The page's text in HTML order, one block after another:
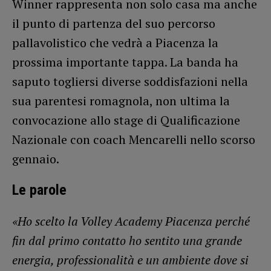
Winner rappresenta non solo casa ma anche
il punto di partenza del suo percorso
pallavolistico che vedrà a Piacenza la
prossima importante tappa. La banda ha
saputo togliersi diverse soddisfazioni nella
sua parentesi romagnola, non ultima la
convocazione allo stage di Qualificazione
Nazionale con coach Mencarelli nello scorso
gennaio.
Le parole
«Ho scelto la Volley Academy Piacenza perché
fin dal primo contatto ho sentito una grande
energia, professionalità e un ambiente dove si